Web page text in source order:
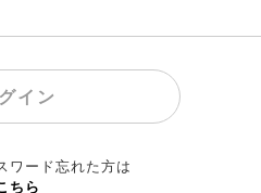
ワード忘れた方は
ちら